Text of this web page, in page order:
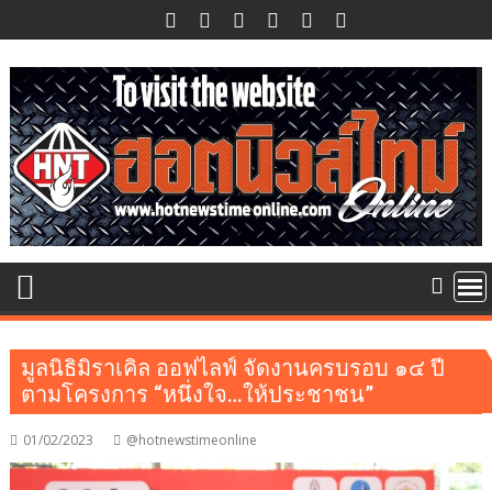
to
content
มูลนิธิมิราเคิล ออฟไลฟ์ จัดงานครบรอบ ๑๔ ปี
ตามโครงการ “หนึ่งใจ…ให้ประชาชน”
01/02/2023 @hotnewstimeonline